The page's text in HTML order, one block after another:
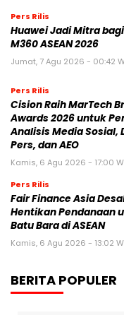
Pers Rilis
Huawei Jadi Mitra
M360 ASEAN 2026
Jumat, 7 Agu 2026 - 00:42
Pers Rilis
Cision Raih MarTech
Awards 2026 untuk
Analisis Media Sosial,
Pers, dan AEO
Kamis, 6 Agu 2026 - 17:00
Pers Rilis
Fair Finance Asia
Hentikan Pendanaan
Batu Bara di ASEAN
Kamis, 6 Agu 2026 - 13:02
BERITA POPULER